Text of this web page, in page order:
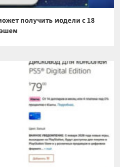
получить модели с 18